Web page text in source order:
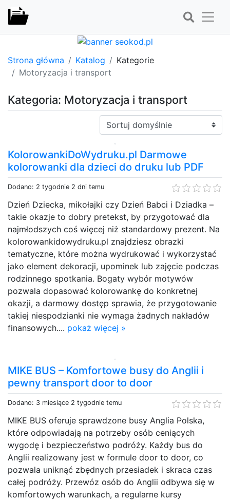
Strona główna Katalog
Kategorie
Motoryzacja i transport
Kategoria: Motoryzacja i transport
Sortuj:
KolorowankiDoWydruku.pl Darmowe
kolorowanki dla dzieci do druku lub PDF
Dodano: 2 tygodnie 2 dni temu
Dzień Dziecka, mikołajki czy Dzień Babci i Dziadka –
takie okazje to dobry pretekst, by przygotować dla
najmłodszych coś więcej niż standardowy prezent. Na
kolorowankidowydruku.pl znajdziesz obrazki
tematyczne, które można wydrukować i wykorzystać
jako element dekoracji, upominek lub zajęcie podczas
rodzinnego spotkania. Bogaty wybór motywów
pozwala dopasować kolorowankę do konkretnej
okazji, a darmowy dostęp sprawia, że przygotowanie
takiej niespodzianki nie wymaga żadnych nakładów
finansowych.... pokaż więcej »
MIKE BUS – Komfortowe busy do Anglii i
pewny transport door to door
Dodano: 3 miesiące 2 tygodnie temu
MIKE BUS oferuje sprawdzone busy Anglia Polska,
które odpowiadają na potrzeby osób ceniących
wygodę i bezpieczeństwo podróży. Każdy bus do
Anglii realizowany jest w formule door to door, co
pozwala uniknąć zbędnych przesiadek i skraca czas
całej podróży. Przewóz osób do Anglii odbywa się w
komfortowych warunkach, a regularne kursy